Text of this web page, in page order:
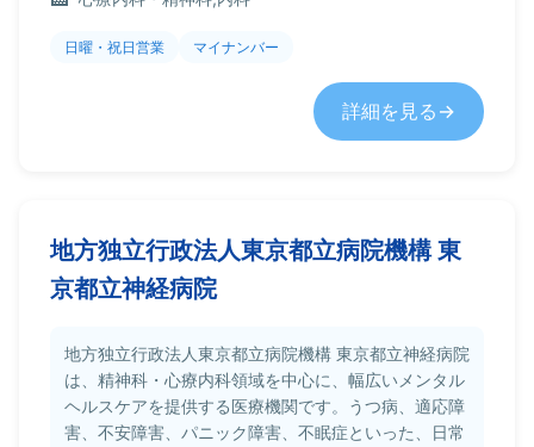
日曜・祝日営業 マイナンバー
詳細を見る
地方独立行政法人東京都立病院機構 東
京都立神経病院
地方独立行政法人東京都立病院機構 東京都立神経病院
は、精神科・心療内科領域を中心に、幅広いメンタル
ヘルスケアを提供する医療機関です。うつ病、適応障
害、不安障害、パニック障害、不眠症といった、日常